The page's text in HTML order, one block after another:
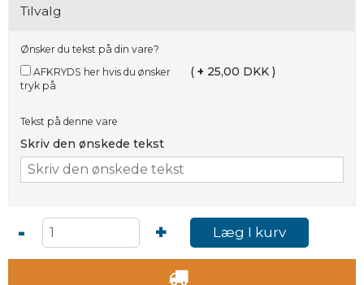
Tilvalg
Ønsker du tekst på din vare?
tryk på
( + 25,00 DKK )
Tekst på denne vare
Skriv den ønskede tekst
- + Læg I kurv